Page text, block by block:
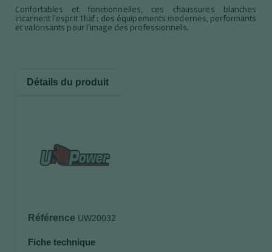
Confortables et fonctionnelles, ces chaussures blanches
incarnent l’esprit Thaf : des équipements modernes, performants
et valorisants pour l’image des professionnels.
Détails du produit
Référence UW20032
Fiche technique